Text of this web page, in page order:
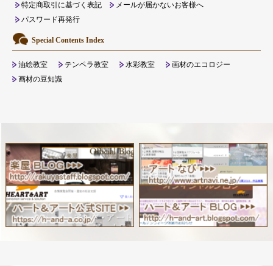
特定商取引に基づく表記
メールが届かないお客様へ
パスワード再発行
Special Contents Index
油絵教室 テンペラ教室 水彩教室
画材のエコロジー
画材の豆知識